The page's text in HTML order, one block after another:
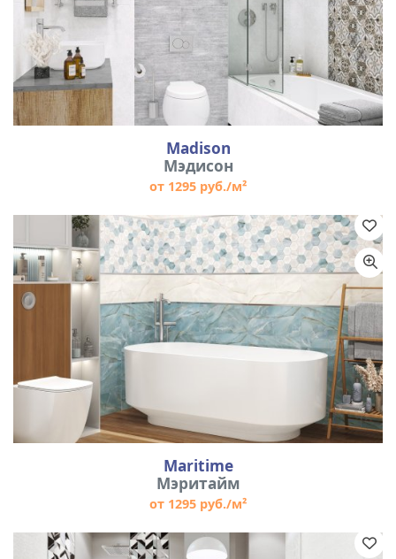
Madison
Мэдисон
от 1295 руб./м²
Maritime
Мэритайм
от 1295 руб./м²